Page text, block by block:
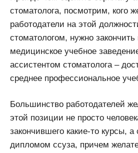
стоматолога, посмотрим, кого
работодатели на этой
стоматологом, нужно
медицинское учебное
ассистентом стоматолога –
среднее профессиональное
Большинство работодателей
этой позиции не просто
закончившего какие-то курсы, а
дипломом ссуза, причем